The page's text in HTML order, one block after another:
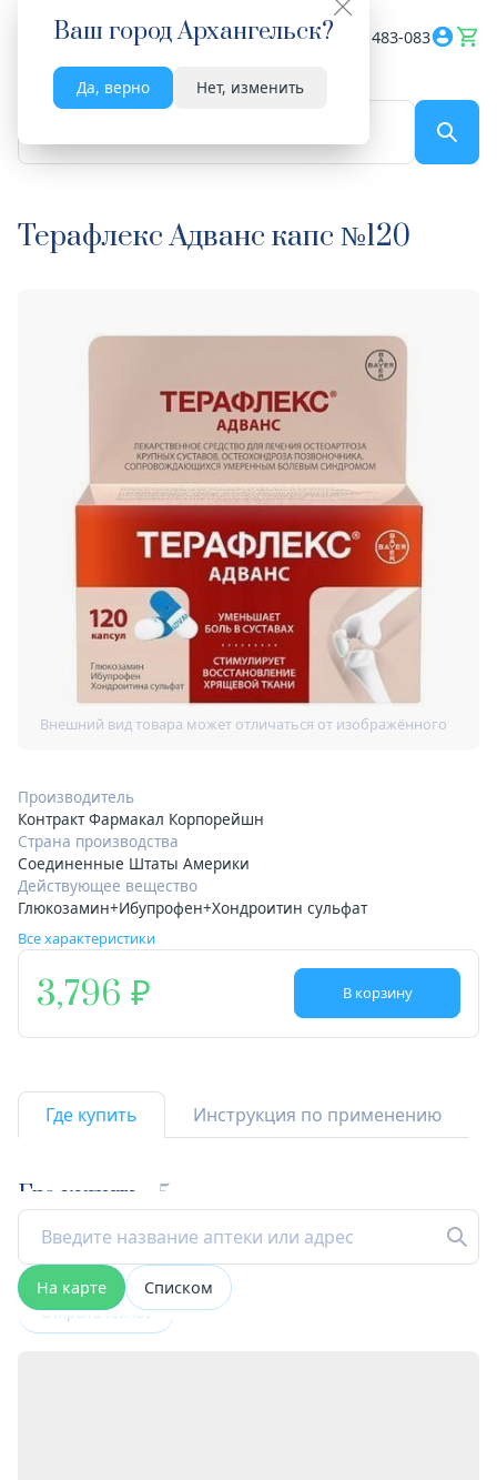
Ваш городАрхангельск?
Да, верно Нет, изменить
Весь сайт 8182 483-083
Терафлекс Адванс капс №120
Производитель
Контракт Фармакал Корпорейшн
Страна производства
Соединенные Штаты Америки
Действующее вещество
Глюкозамин+Ибупрофен+Хондроитин сульфат
Все характеристики
3,796 В корзину
Где купить Инструкция по применению
Где купить 5
На карте Списком
Открыта сейчас